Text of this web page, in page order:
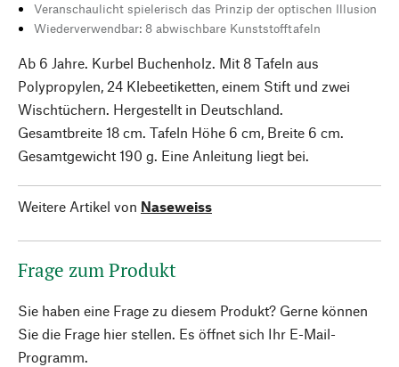
Veranschaulicht spielerisch das Prinzip der optischen Illusion
Wiederverwendbar: 8 abwischbare Kunststofftafeln
Ab 6 Jahre. Kurbel Buchenholz. Mit 8 Tafeln aus
Polypropylen, 24 Klebeetiketten, einem Stift und zwei
Wischtüchern. Hergestellt in Deutschland.
Gesamtbreite 18 cm. Tafeln Höhe 6 cm, Breite 6 cm.
Gesamtgewicht 190 g. Eine Anleitung liegt bei.
Weitere Artikel von Naseweiss
Frage zum Produkt
Sie haben eine Frage zu diesem Produkt? Gerne können
Sie die Frage hier stellen. Es öffnet sich Ihr E-Mail-
Programm.